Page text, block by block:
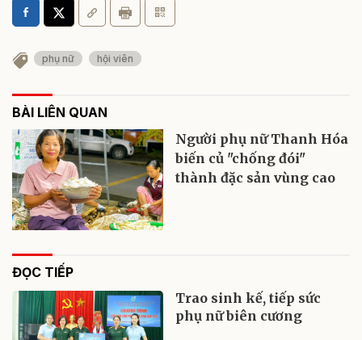
phụ nữ hội viên
BÀI LIÊN QUAN
Người phụ nữ Thanh Hóa
biến củ "chống đói"
thành đặc sản vùng cao
ĐỌC TIẾP
Trao sinh kế, tiếp sức
phụ nữ biên cương